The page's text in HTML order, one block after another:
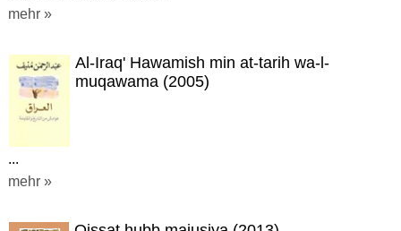
mehr »
Al-Iraq' Hawamish min at-tarih wa-l-
muqawama (2005)
...
mehr »